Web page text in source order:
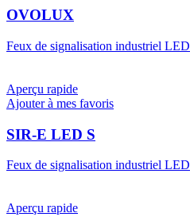
OVOLUX
Feux de signalisation industriel LED
Aperçu rapide
Ajouter à mes favoris
SIR-E LED S
Feux de signalisation industriel LED
Aperçu rapide